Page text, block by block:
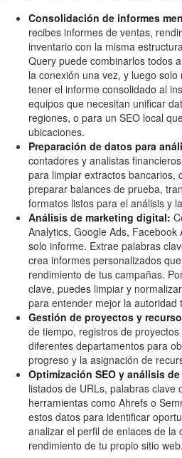
Consolidación de informes
recibes informes de ventas,
inventario con la misma
Query puede combinarlos todos
la conexión una vez, y luego
tener el informe consolidado al
equipos que necesitan unificar
regiones, o para un SEO local
ubicaciones.
Preparación de datos para
contadores y analistas
para limpiar extractos bancarios,
preparar balances de prueba,
formatos listos para el análisis y
Análisis de marketing digital:
Analytics, Google Ads,
solo informe. Extrae palabras
crea informes personalizados
rendimiento de tus campañas.
clave, puedes limpiar y
para entender mejor la autoridad
Gestión de proyectos y
de tiempo, registros de
diferentes departamentos para
progreso y la asignación de
Optimización SEO y análisis
listados de URLs, palabras clave
herramientas como Ahrefs o
estos datos para identificar
analizar el perfil de enlaces de la
rendimiento de tu propio sitio web.